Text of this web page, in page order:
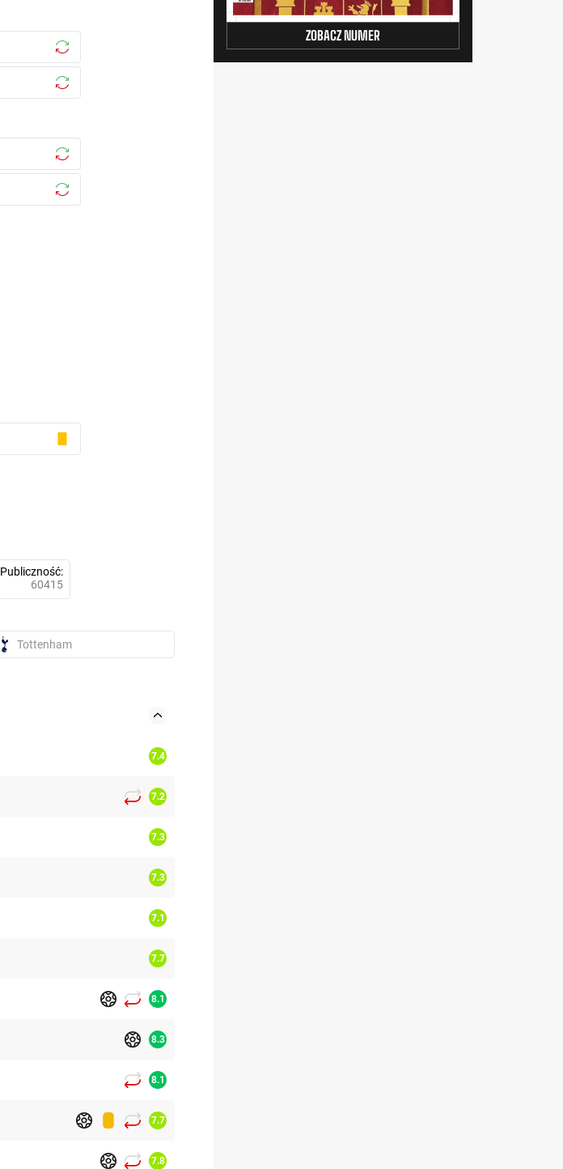
Publiczność
60415
Tottenham
7.4
7.2
7.3
7.3
7.1
7.7
8.1
8.3
8.1
7.7
7.8
ZOBACZ NUMER